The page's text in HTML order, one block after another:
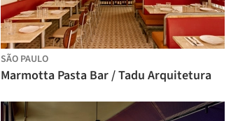
SÃO PAULO
Marmotta Pasta Bar / Tadu Arquitetura